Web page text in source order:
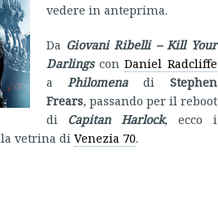
vedere in anteprima.
Da Giovani Ribelli – Kill Your
DarlingsconDaniel Radcliffe
aPhilomenadi Stephen
Frears, passando per il reboot
di Capitan Harlock, ecco i
vetrina diVenezia 70.